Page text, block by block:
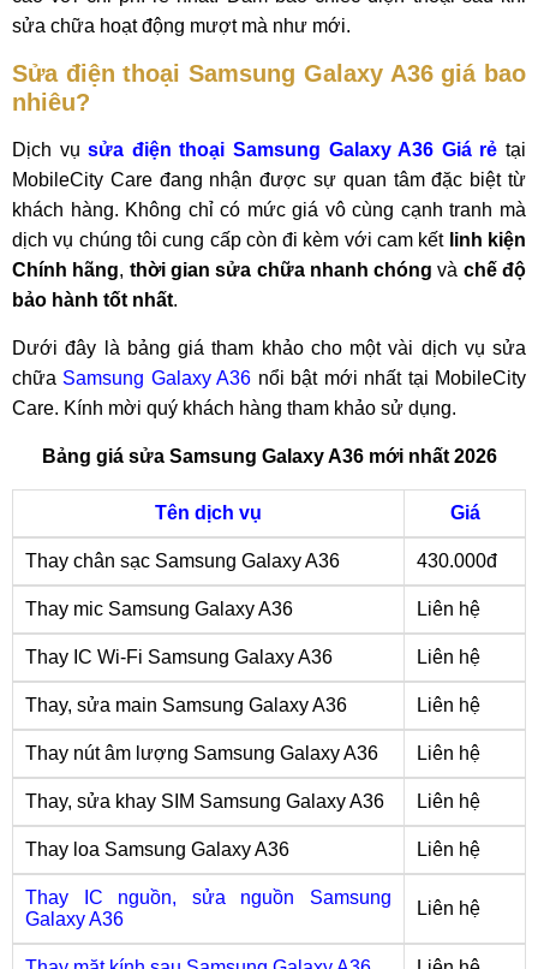
sửa chữa hoạt động mượt mà như mới.
Sửa điện thoại Samsung Galaxy A36 giá bao
nhiêu?
Dịch vụsửa điện thoại Samsung Galaxy A36 Giá rẻ tại
MobileCity Care đang nhận được sự quan tâm đặc biệt từ
khách hàng. Không chỉ có mức giá vô cùng cạnh tranh mà
dịch vụ chúng tôi cung cấp còn đi kèm với cam kết linh kiện
Chính hãng, thời gian sửa chữa nhanh chóng và chế độ
bảo hành tốt nhất.
Dưới đây là bảng giá tham khảo cho một vài dịch vụ sửa
chữa Samsung Galaxy A36 nổi bật mới nhất tại MobileCity
Care. Kính mời quý khách hàng tham khảo sử dụng.
Bảng giá sửa Samsung Galaxy A36 mới nhất 2026
Tên dịch vụ Giá
Thay chân sạc Samsung Galaxy A36 430.000đ
Thay mic Samsung Galaxy A36 Liên hệ
Thay IC Wi-Fi Samsung Galaxy A36 Liên hệ
Thay, sửa main Samsung Galaxy A36 Liên hệ
Thay nút âm lượng Samsung Galaxy A36 Liên hệ
Thay, sửa khay SIM Samsung Galaxy A36 Liên hệ
Thay loa Samsung Galaxy A36 Liên hệ
Thay IC nguồn, sửa nguồn Samsung
Galaxy A36
Liên hệ